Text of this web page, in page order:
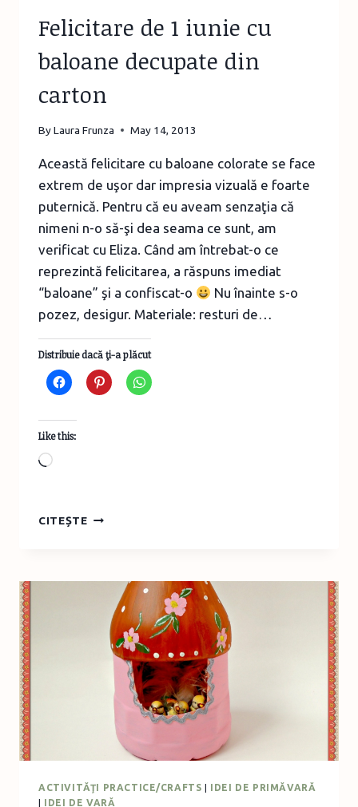
Felicitare de 1 iunie cu
baloane decupate din
carton
ByLaura Frunza May 14, 2013
Această felicitare cu baloane colorate se face
extrem de uşor dar impresia vizuală e foarte
puternică. Pentru că eu aveam senzaţia că
nimeni n-o să-şi dea seama ce sunt, am
verificat cu Eliza. Când am întrebat-o ce
reprezintă felicitarea, a răspuns imediat
“baloane” şi a confiscat-o
Nu înainte s-o
pozez, desigur. Materiale: resturi de…
Distribuie dacă ţi-a plăcut
Like this:
Loading…
CITEȘTEFELICITARE
CU
BALOANE
DECUPATE
CARTON
ACTIVITĂŢI PRACTICE/CRAFTS | IDEI DE PRIMĂVARĂ
| IDEI DE VARĂ